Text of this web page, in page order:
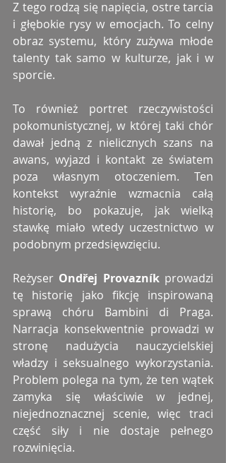
Z tego rodzą się napięcia, ostre tarcia
i głębokie rysy w emocjach. To celny
obraz systemu, który zużywa młode
talenty tak samo w kulturze, jak i w
sporcie.
To również portret rzeczywistości
pokomunistycznej, w której taki chór
dawał jedną z nielicznych szans na
awans, wyjazd i kontakt ze światem
poza własnym otoczeniem. Ten
kontekst wyraźnie wzmacnia całą
historię, bo pokazuje, jak wielką
stawkę miało wtedy uczestnictwo w
podobnym przedsięwzięciu.
Reżyser Ondřej Provazník prowadzi
tę historię jako fikcję inspirowaną
sprawą chóru Bambini di Praga.
Narracja konsekwentnie prowadzi w
stronę nadużycia nauczycielskiej
władzy i seksualnego wykorzystania.
Problem polega na tym, że ten wątek
zamyka się właściwie w jednej,
niejednoznacznej scenie, więc traci
część siły i nie dostaje pełnego
rozwinięcia.